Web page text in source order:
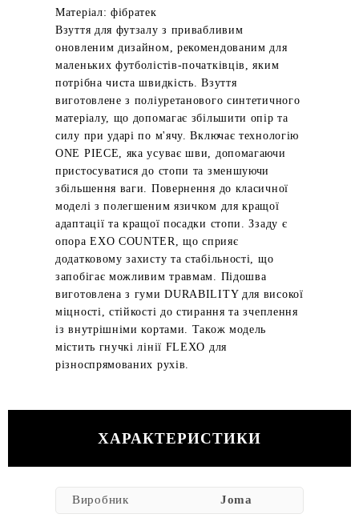
Матеріал: фібратек
Взуття для футзалу з привабливим
оновленим дизайном, рекомендованим для
маленьких футболістів-початківців, яким
потрібна чиста швидкість. Взуття
виготовлене з поліуретанового синтетичного
матеріалу, що допомагає збільшити опір та
силу при ударі по м'ячу. Включає технологію
ONE PIECE, яка усуває шви, допомагаючи
пристосуватися до стопи та зменшуючи
збільшення ваги. Повернення до класичної
моделі з полегшеним язичком для кращої
адаптації та кращої посадки стопи. Ззаду є
опора EXO COUNTER, що сприяє
додатковому захисту та стабільності, що
запобігає можливим травмам. Підошва
виготовлена з гуми DURABILITY для високої
міцності, стійкості до стирання та зчеплення
із внутрішніми кортами. Також модель
містить гнучкі лінії FLEXO для
різноспрямованих рухів.
ХАРАКТЕРИСТИКИ
Виробник Joma